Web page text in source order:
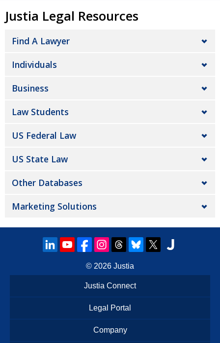
Justia Legal Resources
Find A Lawyer
Individuals
Business
Law Students
US Federal Law
US State Law
Other Databases
Marketing Solutions
© 2026 Justia
Justia Connect
Legal Portal
Company